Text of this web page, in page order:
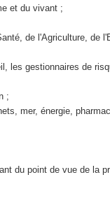
et du vivant ;
de l'Agriculture, de
les gestionnaires de
;
mer, énergie,
du point de vue de la